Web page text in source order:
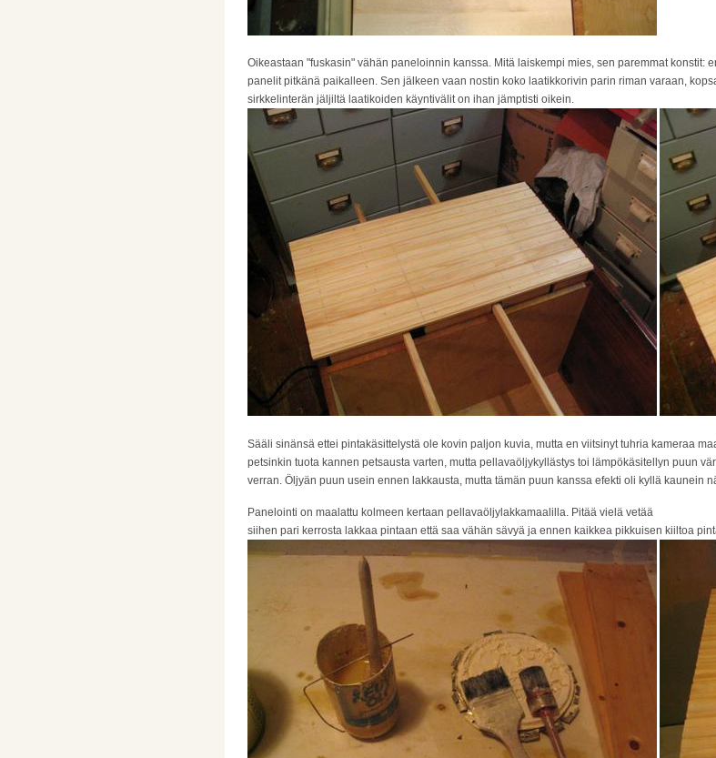
Oikeastaan "fuskasin" vähän paneloinnin kanssa. Mitä laiskempi mies, sen paremmat
panelit pitkänä paikalleen. Sen jälkeen vaan nostin koko laatikkorivin parin riman varaan,
sirkkelinterän jäljiltä laatikoiden käyntivälit on ihan jämptisti oikein.
Sääli sinänsä ettei pintakäsittelystä ole kovin paljon kuvia, mutta en viitsinyt tuhria kameraa
petsinkin tuota kannen petsausta varten, mutta pellavaöljykyllästys toi lämpökäsitellyn puun
verran. Öljyän puun usein ennen lakkausta, mutta tämän puun kanssa efekti oli kyllä kaunein
Panelointi on maalattu kolmeen kertaan pellavaöljylakkamaalilla. Pitää vielä vetää
siihen pari kerrosta lakkaa pintaan että saa vähän sävyä ja ennen kaikkea pikkuisen kiiltoa